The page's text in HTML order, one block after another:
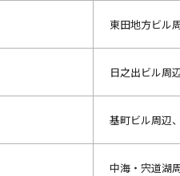
東田地方ビル
日之出ビル周
基町ビル周辺
中海・宍道湖